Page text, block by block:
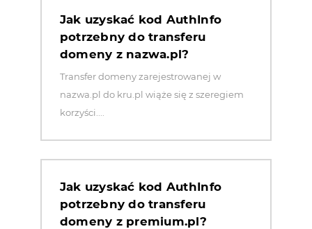
Jak uzyskać kod AuthInfo
potrzebny do transferu
domeny z nazwa.pl?
Transfer domeny zarejestrowanej w
nazwa.pl do kru.pl wiąże się z szeregiem
korzyści....
Jak uzyskać kod AuthInfo
potrzebny do transferu
domeny z premium.pl?